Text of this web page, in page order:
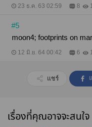
23 ธ.ค. 63 02:59 8
#5
moon4; footprints
12 มิ.ย. 64 00:42 6
แชร์
เรื่องที่คุณอาจจะสนใจ